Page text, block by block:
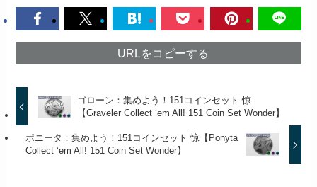
URLをコピーする
ゴローン：集めよう！151コインセット 惊
【Graveler Collect ‘em All! 151 Coin Set Wonder】
ポニータ：集めよう！151コインセット 惊【Ponyta
Collect ‘em All! 151 Coin Set Wonder】